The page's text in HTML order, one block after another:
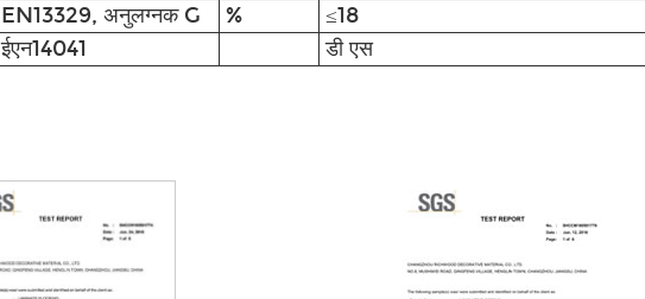
EN13329, अनुलग्नक G %
≤18
ईएन14041 डी एस